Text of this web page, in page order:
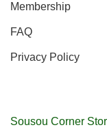
Membership
FAQ
Privacy Policy
Sousou Corner